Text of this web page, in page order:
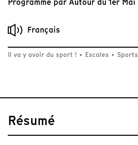
Français
Il va y avoir du sport ! • Escales • Sports
Résumé